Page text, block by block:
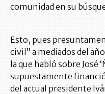
comunidad en su
Esto, pues
civil” a mediados del
la que habló sobre José
supuestamente
del actual presidente